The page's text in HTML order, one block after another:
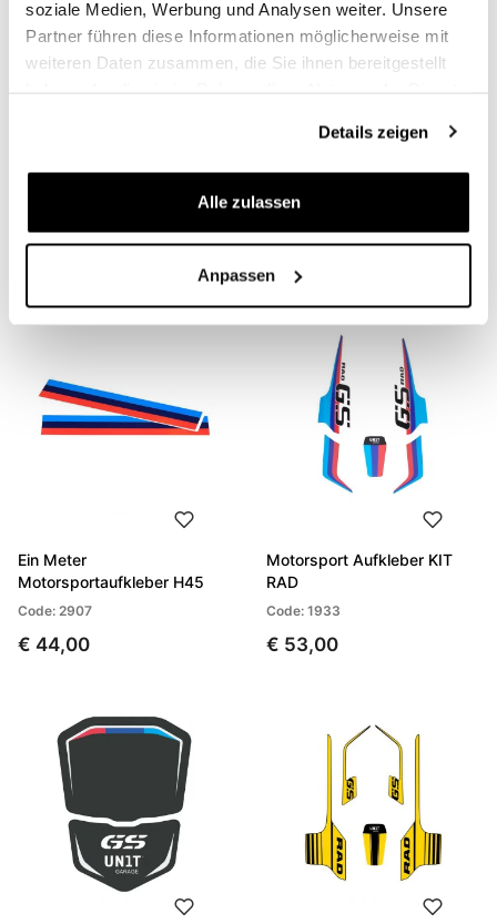
soziale Medien, Werbung und Analysen weiter. Unsere
Partner führen diese Informationen möglicherweise mit
weiteren Daten zusammen, die Sie ihnen bereitgestellt
Details zeigen
Alle zulassen
Anpassen
Ergal Mirror
Ein Meter
Ein Meter
Motorsportaufkleber H45
Code: 2907
€ 44,00
Motorsport Aufkleber KIT
RAD
Code: 1933
€ 53,00